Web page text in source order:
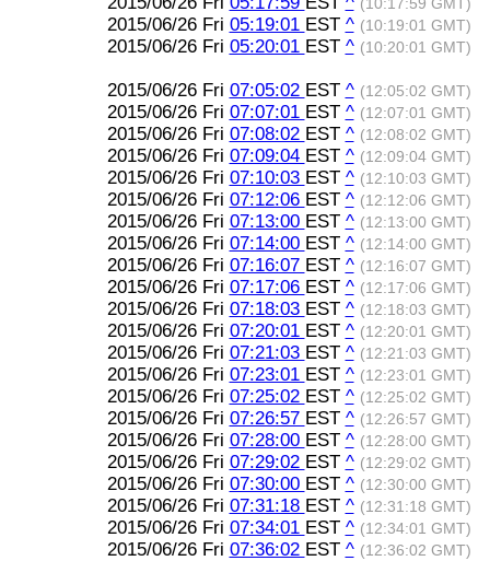
(10:17:59 GMT)
2015/06/26 Fri 05:19:01 EST ^ (10:19:01 GMT)
2015/06/26 Fri 05:20:01 EST ^ (10:20:01 GMT)
2015/06/26 Fri 07:05:02 EST ^ (12:05:02 GMT)
2015/06/26 Fri 07:07:01 EST ^ (12:07:01 GMT)
2015/06/26 Fri 07:08:02 EST ^ (12:08:02 GMT)
2015/06/26 Fri 07:09:04 EST ^ (12:09:04 GMT)
2015/06/26 Fri 07:10:03 EST ^ (12:10:03 GMT)
2015/06/26 Fri 07:12:06 EST ^ (12:12:06 GMT)
2015/06/26 Fri 07:13:00 EST ^ (12:13:00 GMT)
2015/06/26 Fri 07:14:00 EST ^ (12:14:00 GMT)
2015/06/26 Fri 07:16:07 EST ^ (12:16:07 GMT)
2015/06/26 Fri 07:17:06 EST ^ (12:17:06 GMT)
2015/06/26 Fri 07:18:03 EST ^ (12:18:03 GMT)
2015/06/26 Fri 07:20:01 EST ^ (12:20:01 GMT)
2015/06/26 Fri 07:21:03 EST ^ (12:21:03 GMT)
2015/06/26 Fri 07:23:01 EST ^ (12:23:01 GMT)
2015/06/26 Fri 07:25:02 EST ^ (12:25:02 GMT)
2015/06/26 Fri 07:26:57 EST ^ (12:26:57 GMT)
2015/06/26 Fri 07:28:00 EST ^ (12:28:00 GMT)
2015/06/26 Fri 07:29:02 EST ^ (12:29:02 GMT)
2015/06/26 Fri 07:30:00 EST ^ (12:30:00 GMT)
2015/06/26 Fri 07:31:18 EST ^ (12:31:18 GMT)
2015/06/26 Fri 07:34:01 EST ^ (12:34:01 GMT)
2015/06/26 Fri 07:36:02 EST ^ (12:36:02 GMT)